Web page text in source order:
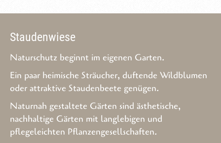
Staudenwiese
Naturschutz beginnt im eigenen Garten.
Ein paar heimische Sträucher, duftende Wildblumen
oder attraktive Staudenbeete genügen.
Naturnah gestaltete Gärten sind ästhetische,
nachhaltige Gärten mit langlebigen und
pflegeleichten Pflanzengesellschaften.